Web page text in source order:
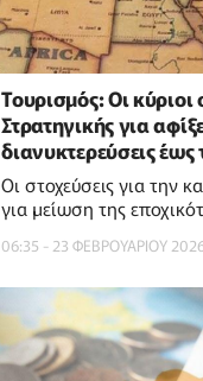
Τουρισμός: Οι κύριοι
Στρατηγικής για
διανυκτερεύσεις έως
Οι στοχεύσεις για την
για μείωση της
06:35 - 23 ΦΕΒΡΟΥΑΡΙΟΥ